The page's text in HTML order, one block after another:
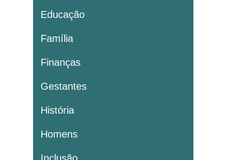
Educação
Família
Finanças
Gestantes
História
Homens